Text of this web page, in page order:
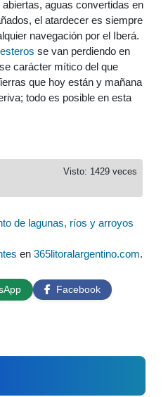
aguas convertidas en
el atardecer es siempre
navegación por el Iberá.
esteros se van perdiendo en
carácter mítico del que
que hoy están y mañana
todo es posible en esta
Visto: 1429 veces
de lagunas, ríos y arroyos
en 365litoralargentino.com.
Facebook